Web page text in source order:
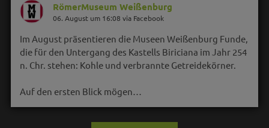
RömerMuseum Weißenburg
06. August um 16:08 via Facebook
Im August präsentieren die Museen Weißenburg Funde,
die für den Untergang des Kastells Biriciana im Jahr 254
n. Chr. stehen: Kohle und verbrannte Getreidekörner.
Auf den ersten Blick mögen…